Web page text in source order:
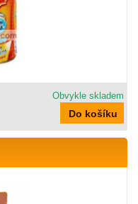
Obvykle skladem